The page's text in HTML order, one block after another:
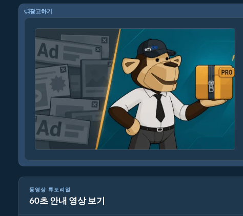
광고하기
동영상 튜토리얼
60초 안내 영상 보기
7Z를 원본 파일로 변환하는 방법 (간단한 가이드)